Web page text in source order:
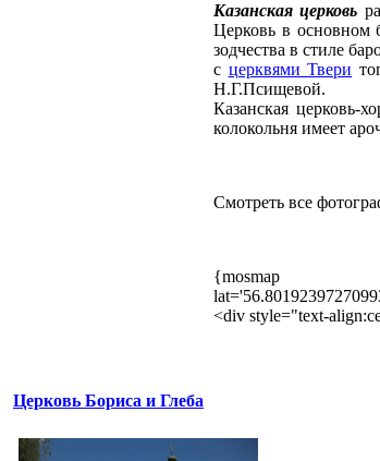
Казанская церковь
Церковь в основном
зодчества в стиле
с церквями Твери
Н.Г.Псищевой.
Казанская церковь-
колокольня имеет
Смотреть все
{mosmap
<div style="text-
Церковь Бориса и Глеба